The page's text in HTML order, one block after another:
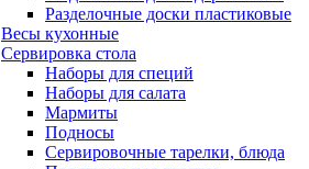
Разделочные доски пластиковые
Весы кухонные
Сервировка стола
Наборы для специй
Наборы для салата
Мармиты
Подносы
Сервировочные тарелки, блюда